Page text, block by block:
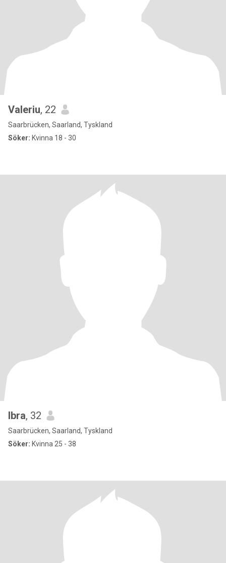
Valeriu, 22
Saarbrücken, Saarland, Tyskland
Söker: Kvinna 18 - 30
Ibra, 32
Saarbrücken, Saarland, Tyskland
Söker: Kvinna 25 - 38